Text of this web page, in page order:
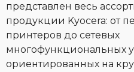
представлен весь
продукции Kyocera: от
принтеров до сетевых
многофункциональных
ориентированных на